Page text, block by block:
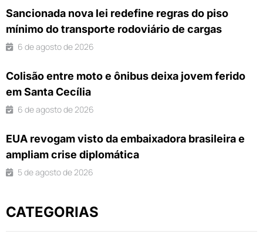
Sancionada nova lei redefine regras do piso
mínimo do transporte rodoviário de cargas
6 de agosto de 2026
Colisão entre moto e ônibus deixa jovem ferido
em Santa Cecília
6 de agosto de 2026
EUA revogam visto da embaixadora brasileira e
ampliam crise diplomática
5 de agosto de 2026
CATEGORIAS